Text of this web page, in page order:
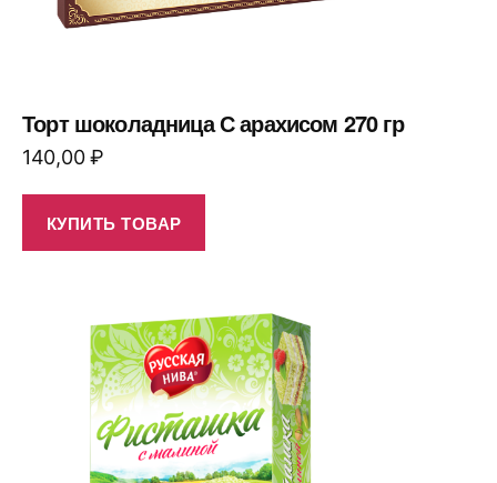
Торт шоколадница С арахисом 270 гр
140,00₽
КУПИТЬ ТОВАР